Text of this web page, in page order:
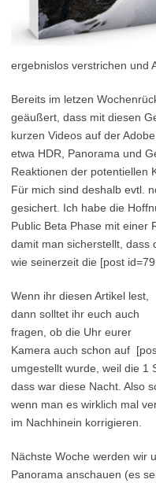
ergebnislos verstrichen und
Bereits im letzen
geäußert, dass mit diesen
kurzen Videos auf der
etwa HDR, Panorama und
Reaktionen der potentiellen
Für mich sind deshalb evtl.
gesichert. Ich habe die
Public Beta Phase mit einer
damit man sicherstellt, dass
wie seinerzeit die [post
Wenn ihr diesen Artikel lest,
dann solltet ihr euch auch
fragen, ob die Uhr eurer
Kamera auch schon auf
umgestellt wurde, weil die 1
dass war diese Nacht. Also
wenn man es wirklich mal
im Nachhinein korrigieren.
Nächste Woche werden wir
Panorama anschauen (es